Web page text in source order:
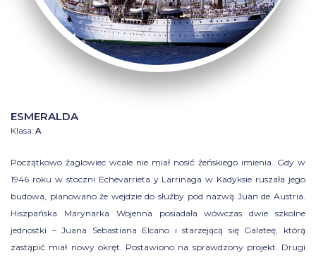
ESMERALDA
Klasa: A
Początkowo żaglowiec wcale nie miał nosić żeńskiego imienia. Gdy w
1946 roku w stoczni Echevarrieta y Larrinaga w Kadyksie ruszała jego
budowa, planowano że wejdzie do służby pod nazwą Juan de Austria.
Hiszpańska Marynarka Wojenna posiadała wówczas dwie szkolne
jednostki – Juana Sebastiana Elcano i starzejącą się Galateę, którą
zastąpić miał nowy okręt. Postawiono na sprawdzony projekt. Drugi